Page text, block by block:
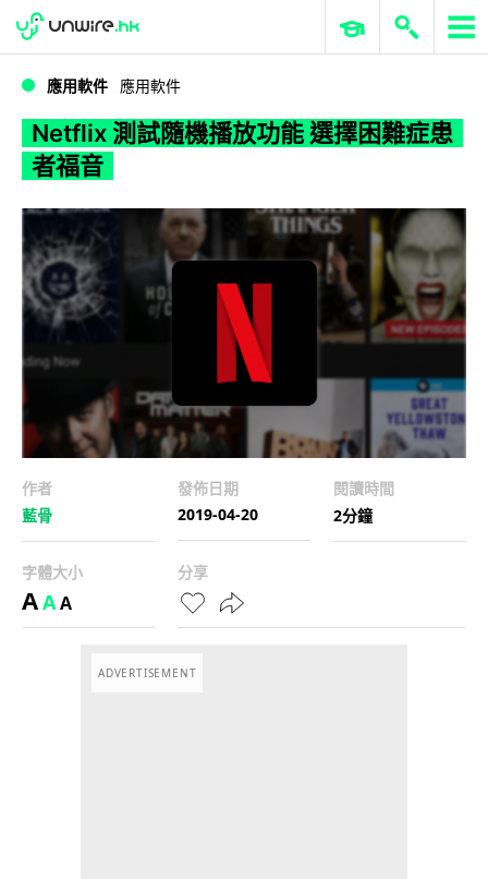
WWDC 2026 ERP 與商業 AI
應用軟件 應用軟件
Netflix 測試隨機播放功能 選擇困難症患
者福音
作者
藍骨
發佈日期
2019-04-20
閱讀時間
2分鐘
字體大小
AAA
分享
ADVERTISEMENT